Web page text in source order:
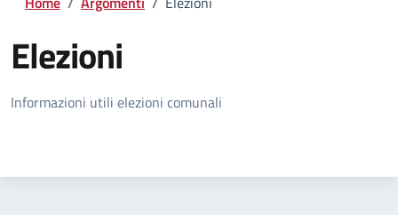
Elezioni
Dettagli della notizia
Informazioni utili elezioni comunali